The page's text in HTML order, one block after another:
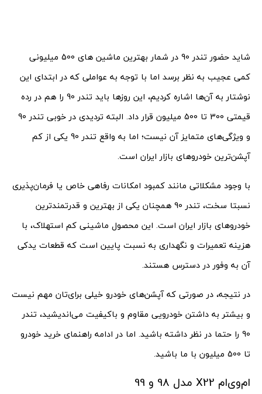
شاید حضور تندر 90 در شمار بهترین ماشین های 500 میلیونی
کمی عجیب به نظر برسد اما با توجه به عواملی که در ابتدای این
نوشتار به آن‌ها اشاره کردیم، این روزها باید تندر 90 را هم در رده
قیمتی 300 تا 500 میلیون قرار داد. البته تردیدی در خوبی تندر 90
و ویژگی‌های متمایز آن نیست؛ اما به واقع تندر 90 یکی از کم‌
آپشن‌ترین خودروهای بازار ایران است.
با وجود مشکلاتی مانند کمبود امکانات رفاهی خاص یا فرمان‌پذیری
نسبتا سخت،‌ تندر 90 همچنان یکی از بهترین و قدرتمندترین
خودروهای بازار ایران است. این محصول ماشینی کم استهلاک، با
هزینه تعمیرات و نگهداری به نسبت پایین است که قطعات یدکی
آن به وفور در دسترس هستند.
در نتیجه، در صورتی که آپشن‌‌های خودرو خیلی برای‌تان مهم نیست
و بیشتر به داشتن خودرویی مقاوم و باکیفیت می‌اندیشید، تندر
90 را حتما در نظر داشته باشید. اما در ادامه راهنمای خرید خودرو
تا 500 میلیون با ما باشید.
ام‌وی‌ام X22 مدل 98 و 99